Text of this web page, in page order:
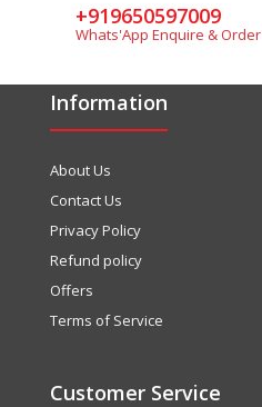
+919650597009
Whats'App Enquire & Order
Information
About Us
Contact Us
Privacy Policy
Refund policy
Offers
Terms of Service
Customer Service